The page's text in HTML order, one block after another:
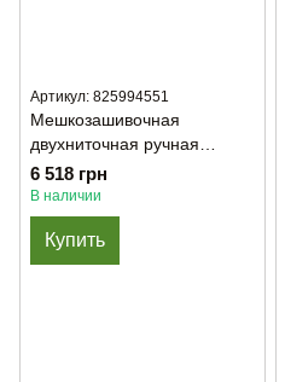
Артикул: 825994551
Мешкозашивочная
двухниточная ручная
машина с обрезкой нити
Golden Lead GK9-825
6 518 грн
В наличии
Купить